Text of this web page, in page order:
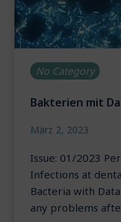
No Category
Bakterien mit
März 2, 2023
Issue: 01/2023
Infections at
Bacteria with
any problems